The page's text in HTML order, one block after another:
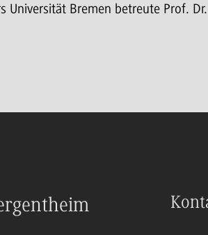
Universität Bremen betreute Prof.